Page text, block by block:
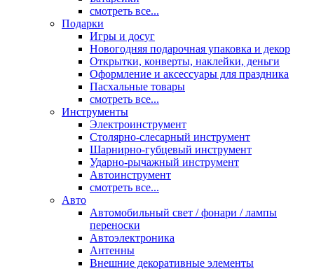
смотреть все...
Подарки
Игры и досуг
Новогодняя подарочная упаковка и декор
Открытки, конверты, наклейки, деньги
Оформление и аксессуары для праздника
Пасхальные товары
смотреть все...
Инструменты
Электроинструмент
Столярно-слесарный инструмент
Шарнирно-губцевый инструмент
Ударно-рычажный инструмент
Автоинструмент
смотреть все...
Авто
Автомобильный свет / фонари / лампы
переноски
Автоэлектроника
Антенны
Внешние декоративные элементы